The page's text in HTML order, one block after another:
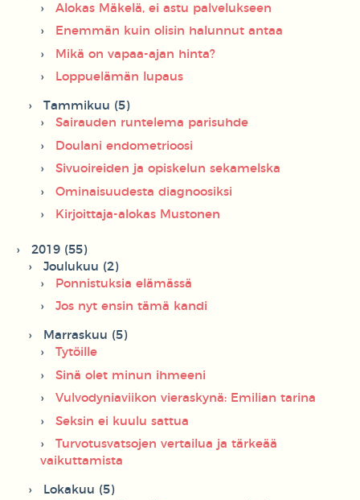
Alokas Mäkelä, ei astu palvelukseen
Enemmän kuin olisin halunnut antaa
Mikä on vapaa-ajan hinta?
Loppuelämän lupaus
Tammikuu (5)
Sairauden runtelema parisuhde
Doulani endometrioosi
Sivuoireiden ja opiskelun sekamelska
Ominaisuudesta diagnoosiksi
Kirjoittaja-alokas Mustonen
2019 (55)
Joulukuu (2)
Ponnistuksia elämässä
Jos nyt ensin tämä kandi
Marraskuu (5)
Tytöille
Sinä olet minun ihmeeni
Vulvodyniaviikon vieraskynä: Emilian tarina
Seksin ei kuulu sattua
Turvotusvatsojen vertailua ja tärkeää
vaikuttamista
Lokakuu (5)